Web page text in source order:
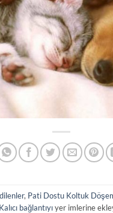
, Pati Dostu Koltuk
Kalıcı bağlantıyıyer imlerine